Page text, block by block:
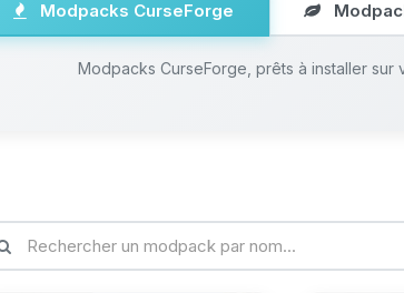
Modpacks CurseForge
Modpacks CurseForge, prêts à installer sur